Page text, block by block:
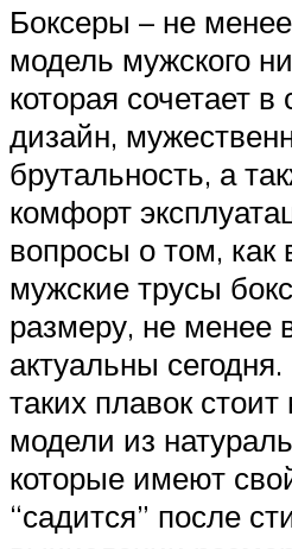
Боксеры – не
модель мужского
которая сочетает
дизайн,
брутальность, а
комфорт
вопросы о том, как
мужские трусы
размеру, не менее
актуальны
таких плавок
модели из
которые имеют
“садится” после